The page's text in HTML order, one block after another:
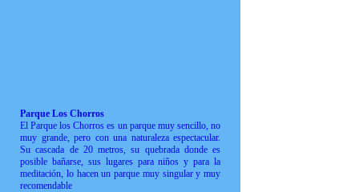
Parque Los Chorros
El Parque los Chorros es un parque muy sencillo, no
muy grande, pero con una naturaleza espectacular.
Su cascada de 20 metros, su quebrada donde es
posible bañarse, sus lugares para niños y para la
meditación, lo hacen un parque muy singular y muy
recomendable